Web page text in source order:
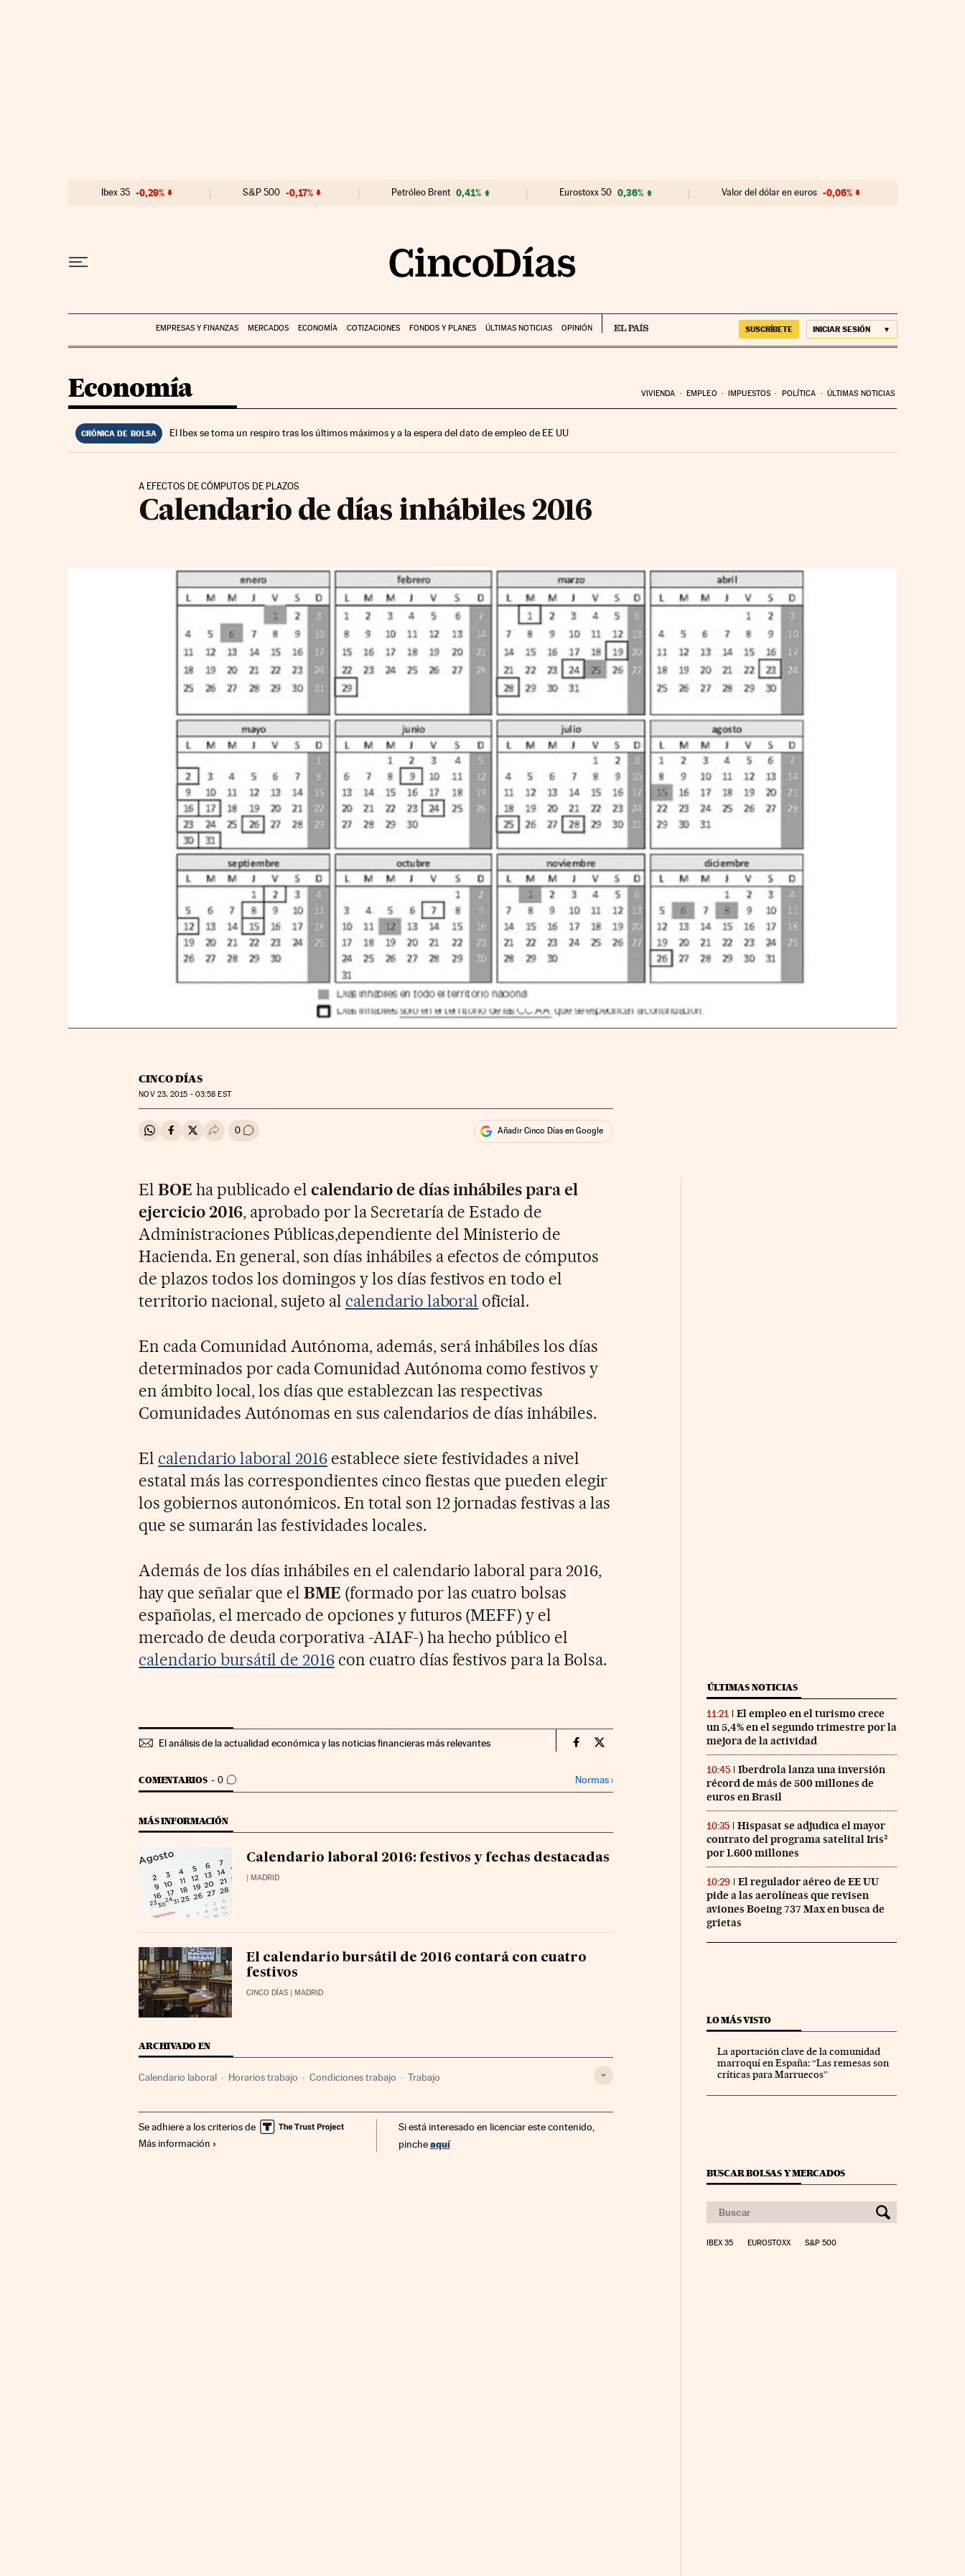
Ibex 35 -0,29% S&P 500 -0,17% Petróleo Brent 0,41% Eurostoxx 50 0,36% Valor del dólar en euros -0,06%
EMPRESAS Y FINANZAS MERCADOS ECONOMÍA COTIZACIONES FONDOS Y PLANES ÚLTIMAS NOTICIAS OPINIÓN SUSCRÍBETE INICIAR SESIÓN
Economía VIVIENDA EMPLEO IMPUESTOS POLÍTICA ÚLTIMAS NOTICIAS
CRÓNICA DE BOLSA El Ibex se toma un respiro tras los últimos máximos y a la espera del dato de empleo de EE UU
A EFECTOS DE CÓMPUTOS DE PLAZOS
Calendario de días inhábiles 2016
CINCO DÍAS
NOV23, 2015 - 03:58 EST
Compartir en Whatsapp
Compartir en Facebook
Compartir en Twitter
Desplegar Redes Sociales
0 Ir a los comentarios Añadir Cinco Días en Google
ElBOE ha publicado el calendario de días inhábiles para el
ejercicio 2016, aprobado por la Secretaría de Estado de
Administraciones Públicas,dependiente del Ministerio de
Hacienda. En general, son días inhábiles a efectos de cómputos
de plazos todos los domingos y los días festivos en todo el
territorio nacional, sujeto al calendario laboral oficial.
En cada Comunidad Autónoma, además, será inhábiles los días
determinados por cada Comunidad Autónoma como festivos y
en ámbito local, los días que establezcan las respectivas
Comunidades Autónomas en sus calendarios de días inhábiles.
El calendario laboral 2016establece siete festividades a nivel
estatal más las correspondientes cinco fiestas que pueden elegir
los gobiernos autonómicos. En total son 12 jornadas festivas a las
que se sumarán las festividades locales.
Además de los días inhábiles en el calendario laboral para 2016,
hay que señalar que el BME (formado por las cuatro bolsas
españolas, el mercado de opciones y futuros (MEFF) y el
mercado de deuda corporativa -AIAF-) ha hecho público el
calendario bursátil de 2016con cuatro días festivos para la Bolsa.
El análisis de la actualidad económica y las noticias financieras más relevantes Economia Cinco Días en Facebook
Economia Cinco Días en Twitter
COMENTARIOS 0
IR A LOS COMENTARIOS Normas›
MÁS INFORMACIÓN
Calendario laboral 2016: festivos y fechas destacadas
| MADRID
El calendario bursátil de 2016 contará con cuatro
festivos
CINCO DÍAS | MADRID
ARCHIVADO EN
Calendario laboral Horarios trabajo Condiciones trabajo Trabajo
Se adhiere a los criterios de
Más información
Si está interesado en licenciar este contenido,
pincheaquí
ÚLTIMAS NOTICIAS
11:21
El empleo en el turismo crece
un 5,4% en el segundo trimestre por la
mejora de la actividad
10:45
Iberdrola lanza una inversión
récord de más de 500 millones de
euros en Brasil
10:35
Hispasat se adjudica el mayor
contrato del programa satelital Iris²
por 1.600 millones
10:29
El regulador aéreo de EE UU
pide a las aerolíneas que revisen
aviones Boeing 737 Max en busca de
grietas
LO MÁS VISTO
La aportación clave de la comunidad
marroquí en España: “Las remesas son
críticas para Marruecos”
BUSCAR BOLSAS Y MERCADOS
IBEX 35 EUROSTOXX S&P 500